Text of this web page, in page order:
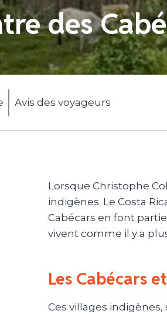
des
Avis des voyageurs
Lorsque Christophe
indigènes. Le Costa
Cabécars en font
vivent comme il y a
Les Cabécars
Ces villages